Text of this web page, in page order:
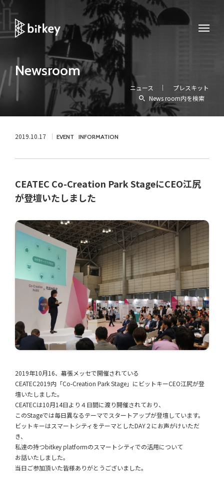
Newsroom
ニュース
プレスキット
News room内を検索
2019.10.17 EVENT INFORMATION
CEATEC Co-Creation Park StageにCEO江尻
が登壇いたしました
2019年10月16、幕張メッセで開催されている
CEATEC2019内「Co-Creation Park Stage」にビットキーCEO江尻が登
壇いたしました。
CEATECは10月14日より４日間に渡り開催されており、
このStageでは毎日異なるテーマでスタートアップが登壇しています。
ビットキーはスマートシティをテーマとしたDAY２にお声がけいただ
き、
私達の持つbitkey platformのスマートシティでの活用について
お話いたしました。
当日ご参加頂いた皆様ありがとうございました。